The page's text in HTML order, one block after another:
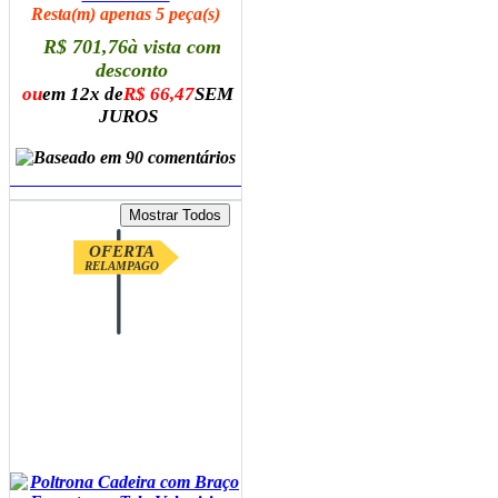
Resta(m) apenas 5 peça(s)
R$ 701,76à vista com
desconto
ouem 12x deR$ 66,47SEM
JUROS
OFERTA
RELAMPAGO